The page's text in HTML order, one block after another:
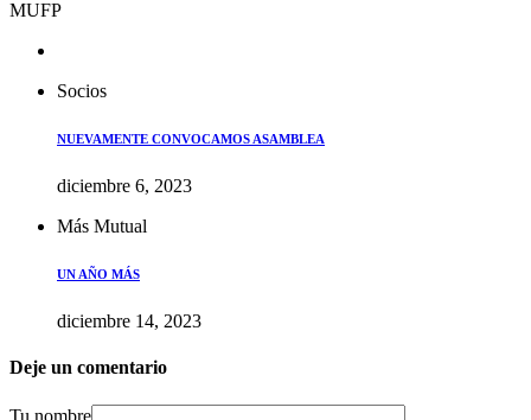
MUFP
Socios
NUEVAMENTE CONVOCAMOS ASAMBLEA
diciembre 6, 2023
Más Mutual
UN AÑO MÁS
diciembre 14, 2023
Deje un comentario
Tu nombre